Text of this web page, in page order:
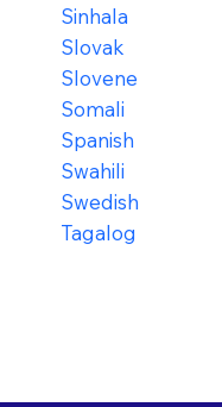
Sinhala
Slovak
Slovene
Somali
Spanish
Swahili
Swedish
Tagalog